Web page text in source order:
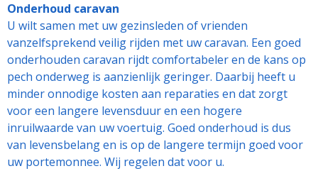
Onderhoud caravan
U wilt samen met uw gezinsleden of vrienden
vanzelfsprekend veilig rijden met uw caravan. Een goed
onderhouden caravan rijdt comfortabeler en de kans op
pech onderweg is aanzienlijk geringer. Daarbij heeft u
minder onnodige kosten aan reparaties en dat zorgt
voor een langere levensduur en een hogere
inruilwaarde van uw voertuig. Goed onderhoud is dus
van levensbelang en is op de langere termijn goed voor
uw portemonnee. Wij regelen dat voor u.